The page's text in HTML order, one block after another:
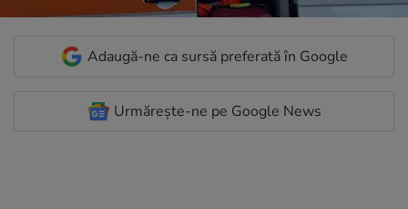
Adaugă-ne ca sursă preferată în Google
Urmărește-ne pe Google News